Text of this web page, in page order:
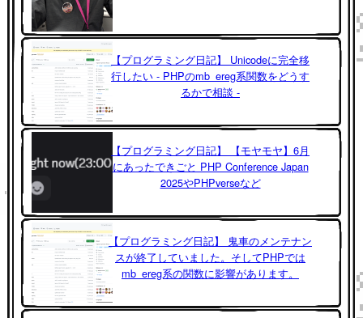
【プログラミング日記】 Unicodeに完全移
行したい - PHPのmb_ereg系関数をどうす
るかで相談 -
【プログラミング日記】 【モヤモヤ】6月
にあったできごと PHP Conference Japan
2025やPHPverseなど
【プログラミング日記】 鬼車のメンテナン
スが終了していました。そしてPHPでは
mb_ereg系の関数に影響があります。